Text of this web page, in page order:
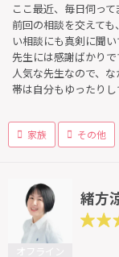
ここ最近、毎日伺って
前回の相談を交えて
い相談にも真剣に聞い
先生には感謝ばかりで
人気な先生なので、
帯は自分もゆったり
家族 その他
緒方